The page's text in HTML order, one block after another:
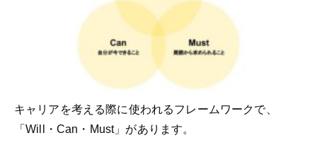
キャリアを考える際に使われるフレームワークで、
「Will・Can・Must」があります。